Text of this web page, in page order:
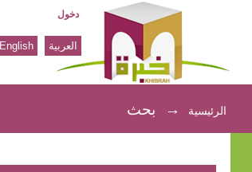
بحث
دخول
العربية English
الرئيسية → بحث